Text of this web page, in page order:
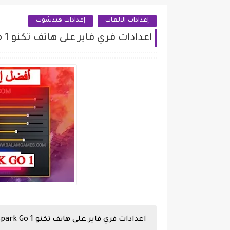
إعدادات-الالعاب إعدادات-هيدشوت
اعدادات فري فاير على هاتف تكنو Tecno Spark Go 1
اعدادات فري فاير على هاتف تكنو Tecno Spark Go 1